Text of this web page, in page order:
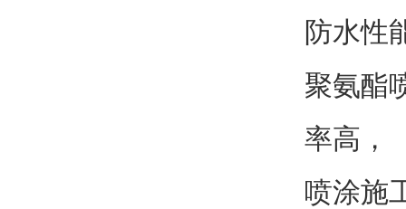
防水性
聚氨酯
率高，
喷涂施